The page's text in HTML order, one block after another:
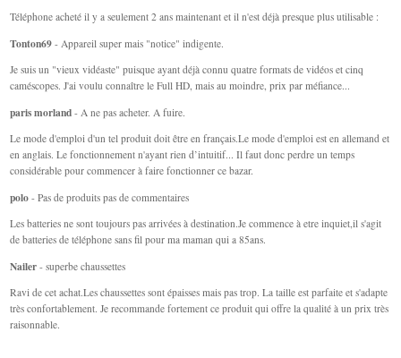
Téléphone acheté il y a seulement 2 ans maintenant et il n'est déjà presque plus utilisable :
Tonton69 - Appareil super mais "notice" indigente.
Je suis un "vieux vidéaste" puisque ayant déjà connu quatre formats de vidéos et cinq
caméscopes. J'ai voulu connaître le Full HD, mais au moindre, prix par méfiance...
paris morland - A ne pas acheter. A fuire.
Le mode d'emploi d'un tel produit doit être en français.Le mode d'emploi est en allemand et
en anglais. Le fonctionnement n'ayant rien d’intuitif... Il faut donc perdre un temps
considérable pour commencer à faire fonctionner ce bazar.
polo - Pas de produits pas de commentaires
Les batteries ne sont toujours pas arrivées à destination.Je commence à etre inquiet,il s'agit
de batteries de téléphone sans fil pour ma maman qui a 85ans.
Nailer - superbe chaussettes
Ravi de cet achat.Les chaussettes sont épaisses mais pas trop. La taille est parfaite et s'adapte
très confortablement. Je recommande fortement ce produit qui offre la qualité à un prix très
raisonnable.